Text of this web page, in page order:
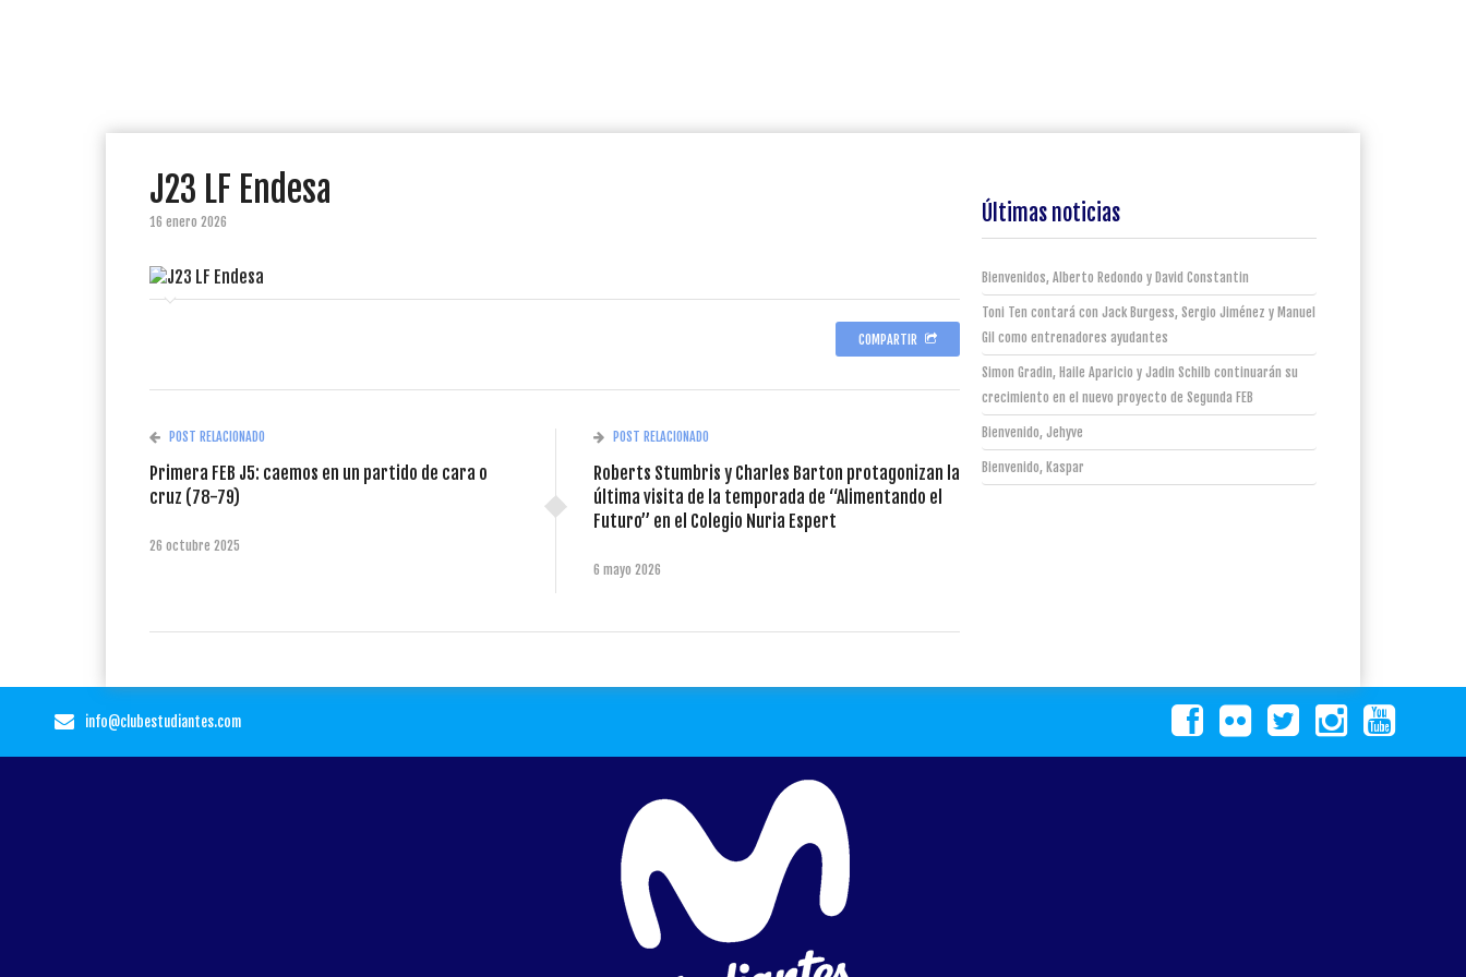
J23 LF Endesa
16 enero 2026
COMPARTIR
POST RELACIONADO
Primera FEB J5: caemos en un partido de cara o
cruz (78-79)
26 octubre 2025
POST RELACIONADO
Roberts Stumbris y Charles Barton protagonizan la
última visita de la temporada de “Alimentando el
Futuro” en el Colegio Nuria Espert
6 mayo 2026
Últimas noticias
Bienvenidos, Alberto Redondo y David Constantin
Toni Ten contará con Jack Burgess, Sergio Jiménez y Manuel
Gil como entrenadores ayudantes
Simon Gradin, Haile Aparicio y Jadin Schilb continuarán su
crecimiento en el nuevo proyecto de Segunda FEB
Bienvenido, Jehyve
Bienvenido, Kaspar
info@clubestudiantes.com